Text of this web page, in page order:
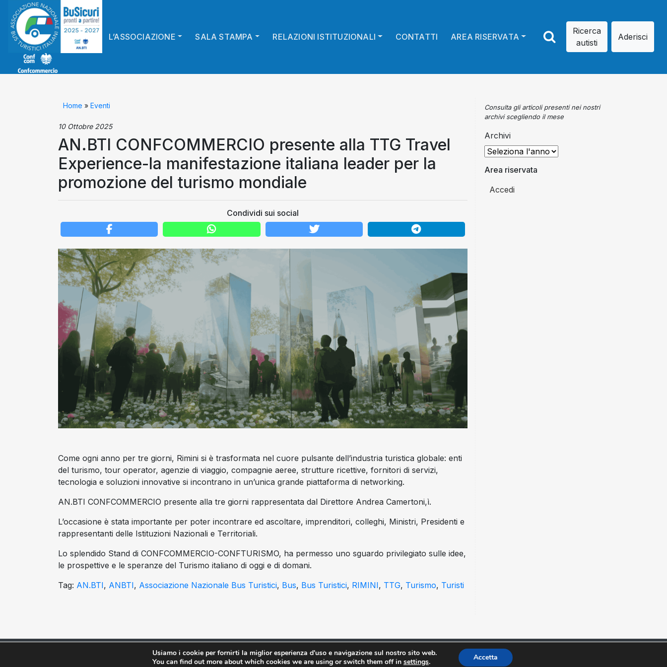
L’ASSOCIAZIONE SALA STAMPA RELAZIONI ISTITUZIONALI CONTATTI AREA RISERVATA
Ricerca
autisti
Aderisci
Home » Eventi
10 Ottobre 2025
AN.BTI CONFCOMMERCIO presente alla TTG Travel
Experience-la manifestazione italiana leader per la
promozione del turismo mondiale
Condividi sui social
Come ogni anno per tre giorni, Rimini si è trasformata nel cuore pulsante dell’industria turistica globale: enti
del turismo, tour operator, agenzie di viaggio, compagnie aeree, strutture ricettive, fornitori di servizi,
tecnologia e soluzioni innovative si incontrano in un’unica grande piattaforma di networking.
AN.BTI CONFCOMMERCIO presente alla tre giorni rappresentata dal Direttore Andrea Camertoni,ì.
L’occasione è stata importante per poter incontrare ed ascoltare, imprenditori, colleghi, Ministri, Presidenti e
rappresentanti delle Istituzioni Nazionali e Territoriali.
Lo splendido Stand di CONFCOMMERCIO-CONFTURISMO, ha permesso uno sguardo privilegiato sulle idee,
le prospettive e le speranze del Turismo italiano di oggi e di domani.
Tag: AN.BTI, ANBTI, Associazione Nazionale Bus Turistici, Bus, Bus Turistici, RIMINI, TTG, Turismo, Turisti
Consulta gli articoli presenti nei nostri
archivi scegliendo il mese
Archivi
Area riservata
Accedi
All Rights Reserved ©Copyright 2026 - AN.BTI Associazione Nazionale Bus Turistici Italiani | Piazza Giuseppe Gioachino Belli, 2 - 00153 Roma | CF: 91058220467
Usiamo i cookie per fornirti la miglior esperienza d'uso e navigazione sul nostro sito web.
You can find out more about which cookies we are using or switch them off in settings. Accetta